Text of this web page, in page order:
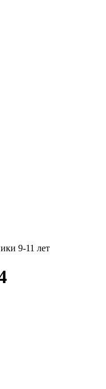
9-11 лет